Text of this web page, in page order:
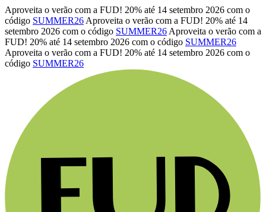
Aproveita o verão com a FUD! 20% até 14 setembro 2026 com o
código SUMMER26 Aproveita o verão com a FUD! 20% até 14
setembro 2026 com o código SUMMER26 Aproveita o verão com a
FUD! 20% até 14 setembro 2026 com o código SUMMER26
Aproveita o verão com a FUD! 20% até 14 setembro 2026 com o
código SUMMER26